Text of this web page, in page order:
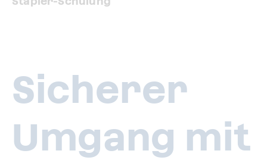
Sicherer
Umgang mit